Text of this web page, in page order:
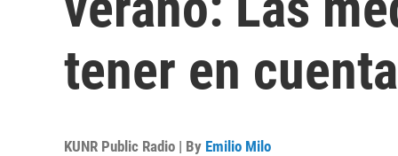
tener en
KUNR Public Radio | By Emilio Milo